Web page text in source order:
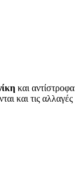
και
και τις